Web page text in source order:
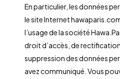
En particulier, les données
le site Internet
l’usage de la société
droit d’accès, de
suppression des données
avez communiqué. Vous